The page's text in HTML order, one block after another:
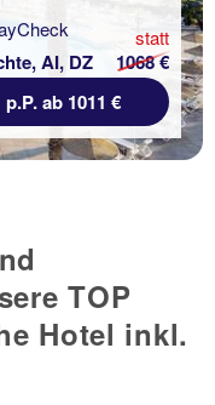
AI, DZ
statt
1068 €
p.P. ab 1011 €
TOP
Hotel inkl.